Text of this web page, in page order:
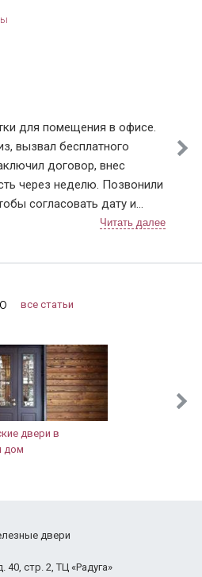
для помещения в офисе.
вызвал бесплатного
договор, внес
через неделю. Позвонили
согласовать дату и
день приехали два
все сошлось, сварных швов
работам
все статьи
двери в
дом
40, стр. 2, ТЦ «Радуга»
двери